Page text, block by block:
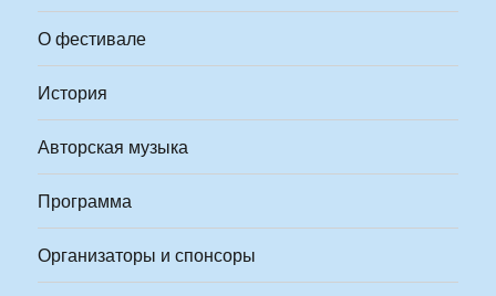
О фестивале
История
Авторская музыка
Программа
Организаторы и спонсоры